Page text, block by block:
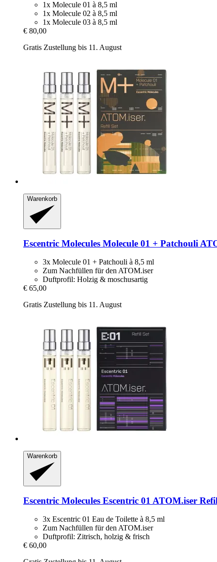
1x Molecule 01 à 8,5 ml
1x Molecule 02 à 8,5 ml
1x Molecule 03 à 8,5 ml
€ 80,00
Gratis Zustellung bis 11. August
Warenkorb
Escentric Molecules Molecule 01 + Patchouli
3x Molecule 01 + Patchouli à 8,5 ml
Zum Nachfüllen für den ATOM.iser
Duftprofil: Holzig & moschusartig
€ 65,00
Gratis Zustellung bis 11. August
Warenkorb
Escentric Molecules Escentric 01 ATOM.iser
3x Escentric 01 Eau de Toilette à 8,5 ml
Zum Nachfüllen für den ATOM.iser
Duftprofil: Zitrisch, holzig & frisch
€ 60,00